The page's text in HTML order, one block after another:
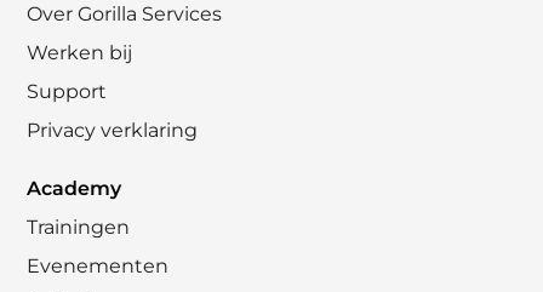
Over Gorilla Services
Werken bij
Support
Privacy verklaring
Academy
Trainingen
Evenementen